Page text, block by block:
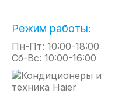
Режим работы:
Пн-Пт: 10:00-18:00
Сб-Вс: 10:00-16:00